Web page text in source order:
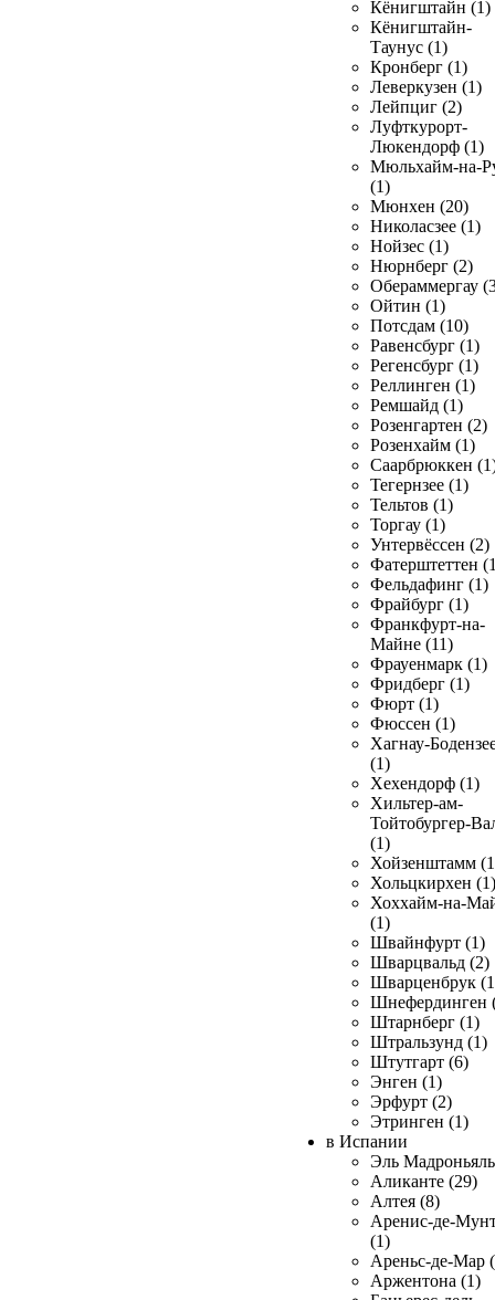
Кёнигштайн (1)
Кёнигштайн-
Таунус (1)
Кронберг (1)
Леверкузен (1)
Лейпциг (2)
Луфткурорт-
Люкендорф (1)
Мюльхайм-на-
(1)
Мюнхен (20)
Николасзее (1)
Нойзес (1)
Нюрнберг (2)
Обераммергау
Ойтин (1)
Потсдам (10)
Равенсбург (1)
Регенсбург (1)
Реллинген (1)
Ремшайд (1)
Розенгартен (2)
Розенхайм (1)
Саарбрюккен
Тегернзее (1)
Тельтов (1)
Торгау (1)
Унтервёссен (2)
Фатерштеттен
Фельдафинг (1)
Фрайбург (1)
Франкфурт-на-
Майне (11)
Фрауенмарк (1)
Фридберг (1)
Фюрт (1)
Фюссен (1)
Хагнау-
(1)
Хехендорф (1)
Хильтер-ам-
Тойтобургер-
(1)
Хойзенштамм
Хольцкирхен (1)
Хоххайм-на-
(1)
Швайнфурт (1)
Шварцвальд (2)
Шварценбрук
Шнефердинген
Штарнберг (1)
Штральзунд (1)
Штутгарт (6)
Энген (1)
Эрфурт (2)
Этринген (1)
в Испании
Эль
Аликанте (29)
Алтея (8)
Аренис-де-
(1)
Ареньс-де-Мар
Аржентона (1)